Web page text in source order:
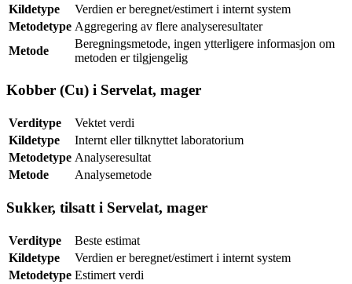
Kildetype
Verdien er beregnet/estimert i internt system
Metodetype Aggregering av flere analyseresultater
Metode
Beregningsmetode, ingen ytterligere informasjon om
metoden er tilgjengelig
Kobber (Cu) i Servelat, mager
Verditype
Vektet verdi
Kildetype
Internt eller tilknyttet laboratorium
Metodetype Analyseresultat
Metode
Analysemetode
Sukker, tilsatt i Servelat, mager
Verditype
Beste estimat
Kildetype
Verdien er beregnet/estimert i internt system
Metodetype Estimert verdi